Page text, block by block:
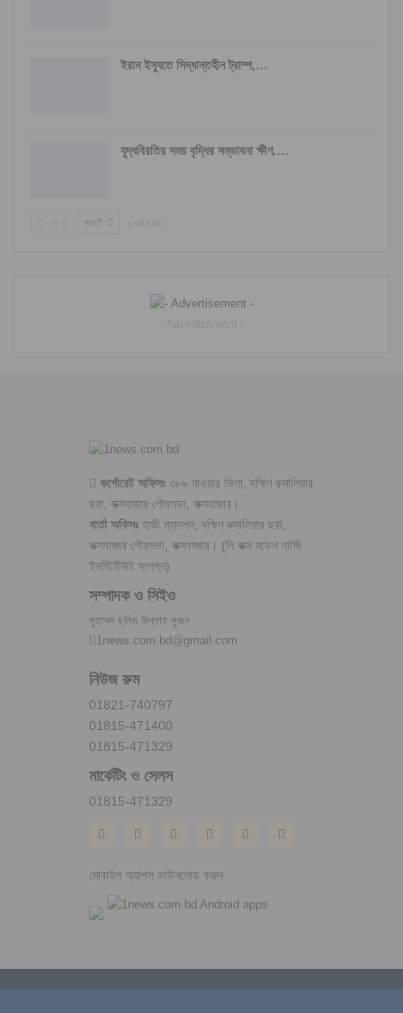
ইরান ইস্যুতে সিদ্ধান্তহীন ট্রাম্প,…
যুদ্ধবিরতির সময় বৃদ্ধির সম্ভাবনা ক্ষীণ,…
পরবর্তী ১ এর ৫৪৩
কর্পোরেট অফিসঃ৩৮৯ নাওয়ার ভিলা, দক্ষিণ রুমালিয়ার
ছরা, কক্সবাজার পৌরসভা, কক্সবাজার।
বার্তা অফিসঃ হাজী ম্যানশন, দক্ষিণ রুমালিয়ার ছরা,
কক্সবাজার পৌরসভা, কক্সবাজার। (দি কক্স মডেল নার্সিং
ইনস্টিটিউট সংলগ্ন)
সম্পাদক ও সিইও
মুহাম্মদ ছলিম উল্লাহ সুজন
1news.com.bd@gmail.com
নিউজ রুম
01821-740797
01815-471400
01815-471329
মার্কেটিং ও সেলস
01815-471329
মোবাইল অ্যাপস ডাউনলোড করুন